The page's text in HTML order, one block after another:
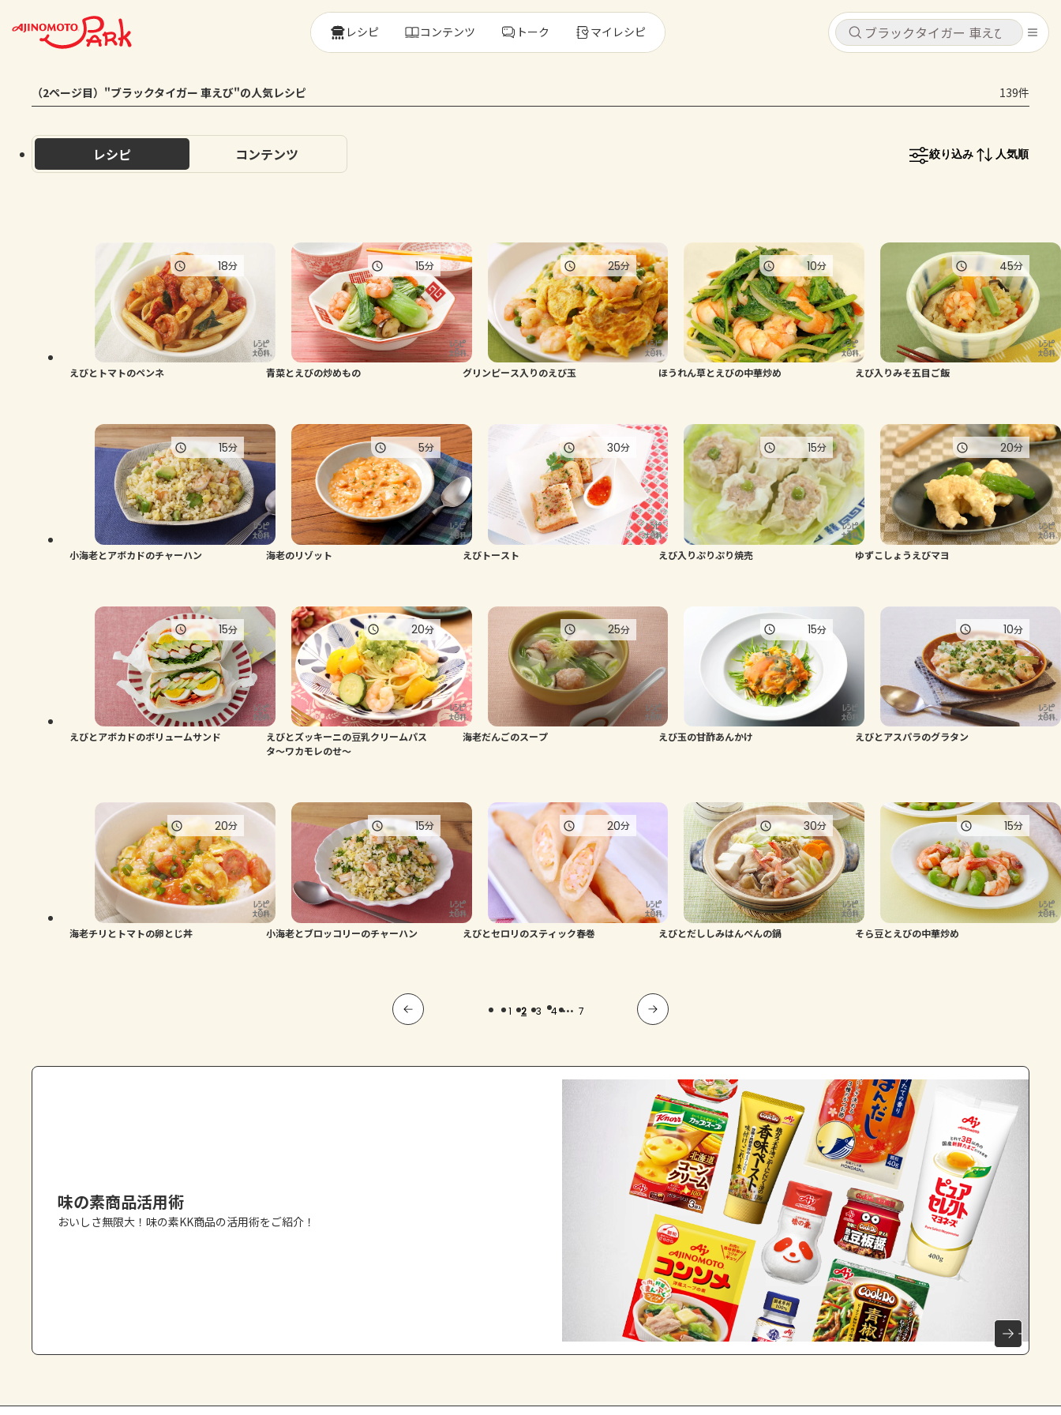
キャンセル
ログインするとレシピを保存できます
コンテンツ
レシピ
トーク
よくあるお問い合わせ
お買い物
AJINOMOTO PARK とは
キャンセル
レシピ コンテンツ
レシピ コンテンツ トーク マイレシピ
（2ページ目）"ブラックタイガー 車えび"の人気レシピ 139件
レシピ コンテンツ 絞り込み 人気順
えびとトマトのペンネ
18分
青菜とえびの炒めもの
15分
グリンピース入りのえび玉
25分
ほうれん草とえびの中華炒め
10分
えび入りみそ五目ご飯
45分
小海老とアボカドのチャーハン
15分
海老のリゾット
5分
えびトースト
30分
えび入りぷりぷり焼売
15分
ゆずこしょうえびマヨ
20分
えびとアボカドのボリュームサンド
15分
えびとズッキーニの豆乳クリームパス
タ～ワカモレのせ～
20分
海老だんごのスープ
25分
えび玉の甘酢あんかけ
15分
えびとアスパラのグラタン
10分
海老チリとトマトの卵とじ丼
20分
小海老とブロッコリーのチャーハン
15分
えびとセロリのスティック春巻
20分
えびとだししみはんぺんの鍋
30分
そら豆とえびの中華炒め
15分
1 2 3 4 ... 7
味の素商品活用術
おいしさ無限大！味の素KK商品の活用術をご紹介！